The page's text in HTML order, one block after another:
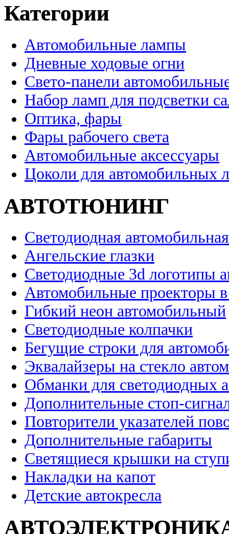
Категории
Автомобильные лампы
Дневные ходовые огни
Свето-панели
Набор ламп для подсветки
Оптика, фары
Фары рабочего света
Автомобильные аксессуары
Цоколи для автомобильных
АВТОТЮНИНГ
Светодиодная
Ангельские глазки
Светодиодные 3d логотипы
Автомобильные проекторы
Гибкий неон автомобильный
Светодиодные колпачки
Бегущие строки для
Эквалайзеры на стекло
Обманки для светодиодных
Дополнительные стоп-
Повторители указателей
Дополнительные габариты
Светящиеся крышки на
Накладки на капот
Детские автокресла